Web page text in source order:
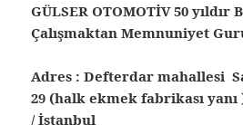
GÜLSER OTOMOTİV 50
Çalışmaktan Memnuniyet
Adres : Defterdar mahallesi
29 (halk ekmek fabrikası yanı
/ İstanbul